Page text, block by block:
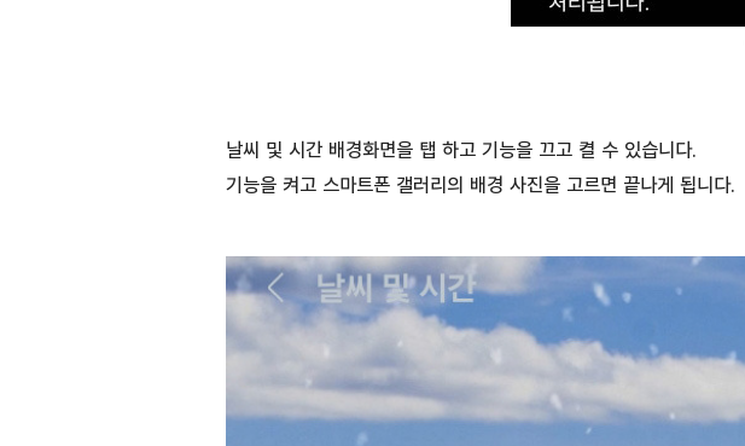
날씨 및 시간 배경화면을 탭 하고 기능을 끄고 켤 수 있습니다.
기능을 켜고 스마트폰 갤러리의 배경 사진을 고르면 끝나게 됩니다.